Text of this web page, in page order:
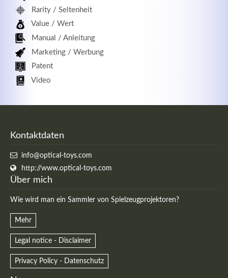
Rarity / Seltenheit
Value / Wert
Manual / Anleitung
Marketing / Werbung
Patent
Video
Kontaktdaten
info@optical-toys.com
http://www.optical-toys.com
Über mich
Wie wird man ein Sammler von Spielzeugprojektoren?
Mehr
Legal notice - Disclaimer
Privacy Policy - Datenschutz